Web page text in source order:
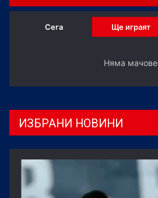
Сега Ще играят
Няма мачове
ИЗБРАНИ НОВИНИ